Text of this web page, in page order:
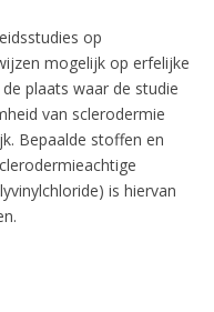
op
mogelijk op erfelijke
plaats waar de studie
van sclerodermie
Bepaalde stoffen en
is hiervan